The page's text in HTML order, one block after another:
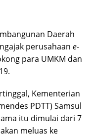
Daerah
perusahaan e-
para UMKM dan
Kementerian
PDTT) Samsul
itu dimulai dari 7
meluas ke